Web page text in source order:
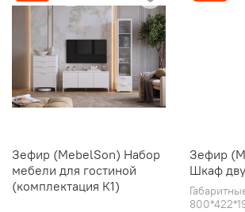
Зефир (MebelSon) Набор
мебели для гостиной
(комплектация К1)
Зефир
Шкаф